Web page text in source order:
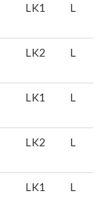
LK1 L
LK2 L
LK1 L
LK2 L
LK1 L